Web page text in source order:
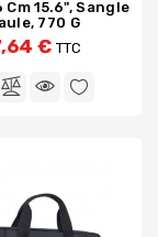
Cm 15.6", Sangle
770 G
€ TTC